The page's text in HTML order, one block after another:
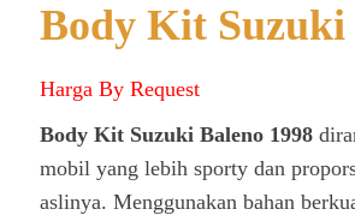
Body Kit Suzuki
Harga By Request
Body Kit Suzuki Baleno 1998
mobil yang lebih sporty dan
aslinya. Menggunakan bahan